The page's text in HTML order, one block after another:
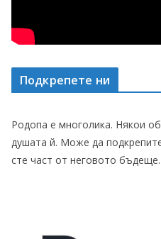
Подкрепете ни
Родопа е многолика. Някои
душата й. Може да
сте част от неговото